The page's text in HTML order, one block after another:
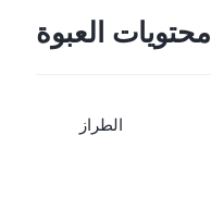
محتويات العبوة
الطراز